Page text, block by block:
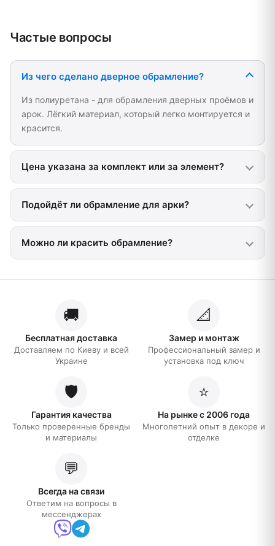
Частые вопросы
Из чего сделано дверное обрамление?
Из полиуретана - для обрамления дверных проёмов и
арок. Лёгкий материал, который легко монтируется и
красится.
Цена указана за комплект или за элемент?
Подойдёт ли обрамление для арки?
Можно ли красить обрамление?
🚚
Бесплатная доставка
Доставляем по Киеву и всей
Украине
📐
Замер и монтаж
Профессиональный замер и
установка под ключ
🛡️
Гарантия качества
Только проверенные бренды
и материалы
⭐
На рынке с 2006 года
Многолетний опыт в декоре и
отделке
💬
Всегда на связи
Ответим на вопросы в
мессенджерах